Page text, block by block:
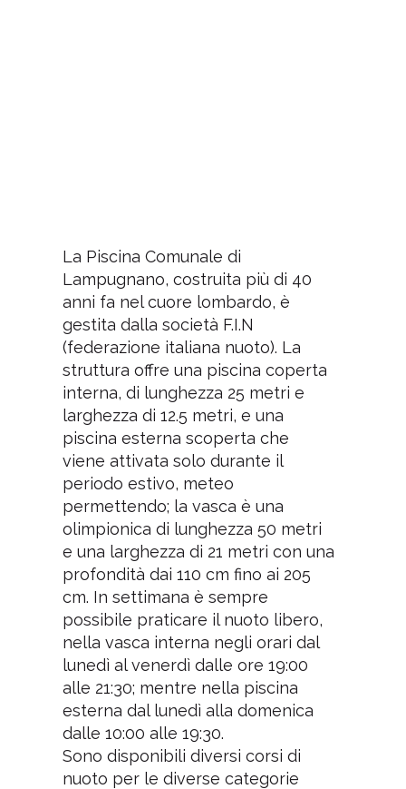
La Piscina Comunale di
Lampugnano, costruita più di 40
anni fa nel cuore lombardo, è
gestita dalla società F.I.N
(federazione italiana nuoto). La
struttura offre una piscina coperta
interna, di lunghezza 25 metri e
larghezza di 12.5 metri, e una
piscina esterna scoperta che
viene attivata solo durante il
periodo estivo, meteo
permettendo; la vasca è una
olimpionica di lunghezza 50 metri
e una larghezza di 21 metri con una
profondità dai 110 cm fino ai 205
cm. In settimana è sempre
possibile praticare il nuoto libero,
nella vasca interna negli orari dal
lunedì al venerdì dalle ore 19:00
alle 21:30; mentre nella piscina
esterna dal lunedì alla domenica
dalle 10:00 alle 19:30.
Sono disponibili diversi corsi di
nuoto per le diverse categorie